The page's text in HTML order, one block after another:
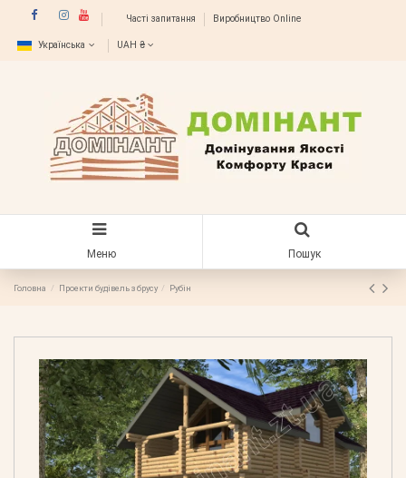
Часті запитання Виробництво Online
Українська UAH ₴
Меню Пошук
Головна Проекти будівель з брусу Рубін